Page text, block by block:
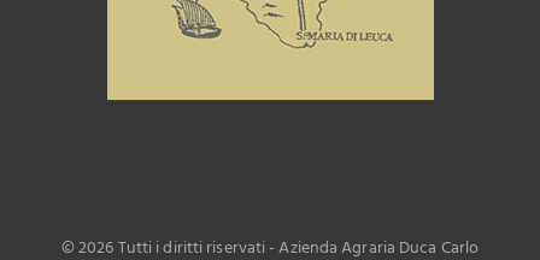
©2026 Tutti i diritti riservati - Azienda Agraria Duca Carlo